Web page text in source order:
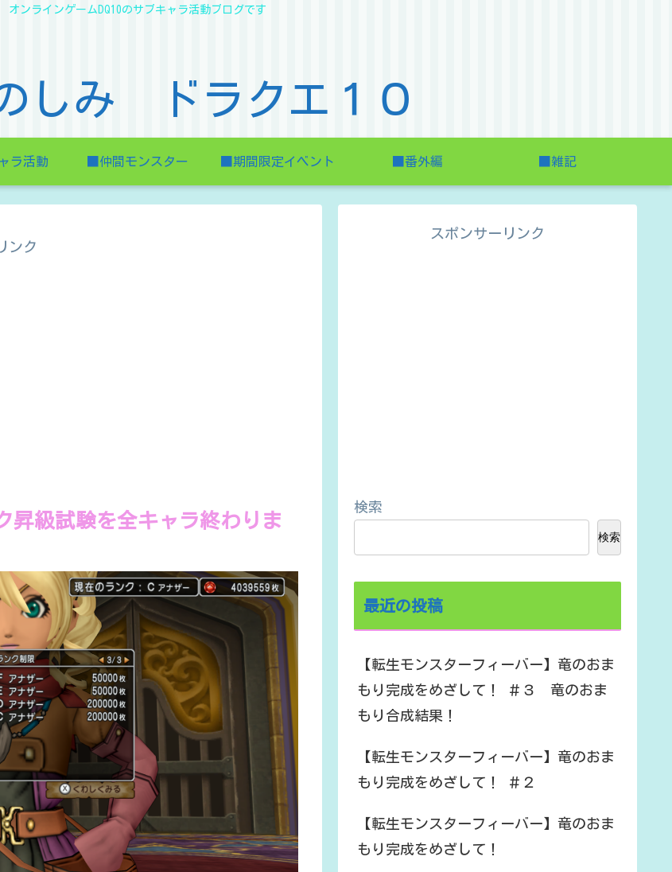
オンラインゲームDQ10のサブキャラ活動ブログです
しみ ドラクエ１０
ラ活動 ■仲間モンスター ■期間限定イベント ■番外編 ■雑記
ンク
昇級試験を全キャラ終わりま
スポンサーリンク
検索
検索
最近の投稿
【転生モンスターフィーバー】竜のおま
もり完成をめざして！ ＃３ 竜のおま
もり合成結果！
【転生モンスターフィーバー】竜のおま
もり完成をめざして！ ＃２
【転生モンスターフィーバー】竜のおま
もり完成をめざして！